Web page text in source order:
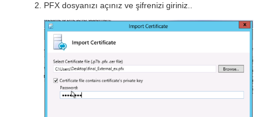
PFX dosyanızı açınız ve şifrenizi giriniz..